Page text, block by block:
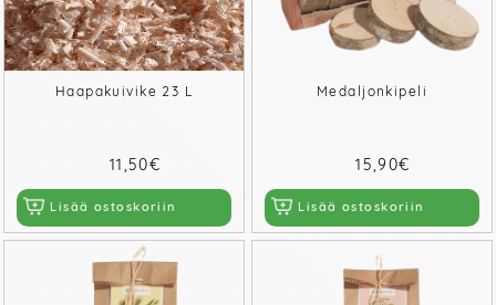
Haapakuivike 23 L
11,50€
Lisää ostoskoriin
Medaljonkipeli
15,90€
Lisää ostoskoriin